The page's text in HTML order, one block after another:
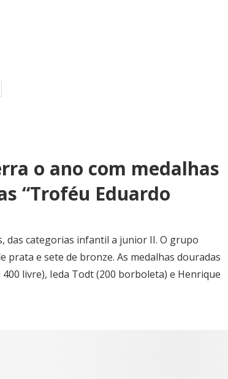
o ano com medalhas
“Troféu Eduardo
das categorias infantil a junior II. O grupo
e sete de bronze. As medalhas douradas
livre), Ieda Todt (200 borboleta) e Henrique